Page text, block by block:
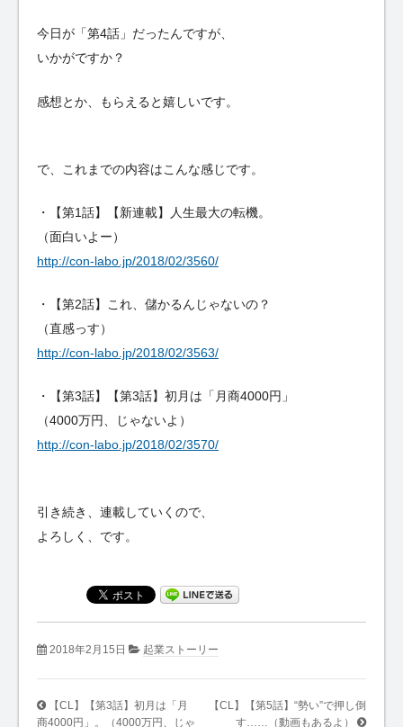
今日が「第4話」だったんですが、
いかがですか？
感想とか、もらえると嬉しいです。
で、これまでの内容はこんな感じです。
・【第1話】【新連載】人生最大の転機。
（面白いよー）
http://con-labo.jp/2018/02/3560/
・【第2話】これ、儲かるんじゃないの？
（直感っす）
http://con-labo.jp/2018/02/3563/
・【第3話】【第3話】初月は「月商4000円」
（4000万円、じゃないよ）
http://con-labo.jp/2018/02/3570/
引き続き、連載していくので、
よろしく、です。
2018年2月15日 起業ストーリー
【CL】【第3話】初月は「月
商4000円」。（4000万円、じゃ
【CL】【第5話】“勢い”で押し倒
す……（動画もあるよ）